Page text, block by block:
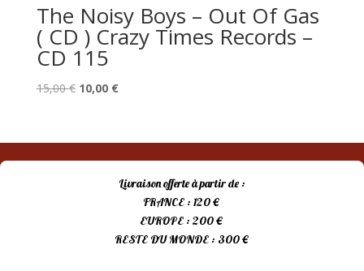
The Noisy Boys – Out Of Gas
( CD ) Crazy Times Records –
CD 115
15,00€ Le
était :
15,00 €.
10,00 €Le
est :
10,00 €.
Livraison offerte à partir de :
FRANCE : 120 €
EUROPE : 200 €
RESTE DU MONDE : 300 €